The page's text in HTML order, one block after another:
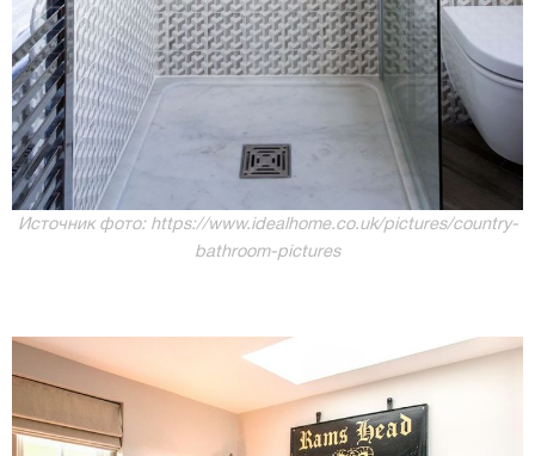
Источник фото: https://www.idealhome.co.uk/pictures/country-
bathroom-pictures